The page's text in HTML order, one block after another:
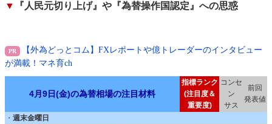
▼
『人民元切り上げ』や『為替操作国認定』への思惑
【外為どっとコム】FXレポートや億トレーダーのインタビュー
が満載！マネ育ch
4月9日(金)の為替相場の注目材料
指標ランク
(注目度＆
重要度)
コンセ
ン
サス
前回
発表値
・ 週末金曜日